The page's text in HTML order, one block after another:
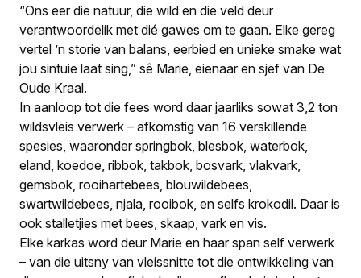
“Ons eer die natuur, die wild en die veld deur
verantwoordelik met dié gawes om te gaan. Elke gereg
vertel ’n storie van balans, eerbied en unieke smake wat
jou sintuie laat sing,” sê Marie, eienaar en sjef van De
Oude Kraal.
In aanloop tot die fees word daar jaarliks sowat 3,2 ton
wildsvleis verwerk – afkomstig van 16 verskillende
spesies, waaronder springbok, blesbok, waterbok,
eland, koedoe, ribbok, takbok, bosvark, vlakvark,
gemsbok, rooihartebees, blouwildebees,
swartwildebees, njala, rooibok, en selfs krokodil. Daar is
ook stalletjies met bees, skaap, vark en vis.
Elke karkas word deur Marie en haar span self verwerk
– van die uitsny van vleissnitte tot die ontwikkeling van